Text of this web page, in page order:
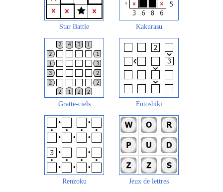
Star Battle Kakurasu
Gratte-ciels Futoshiki
Renzoku Jeux de lettres